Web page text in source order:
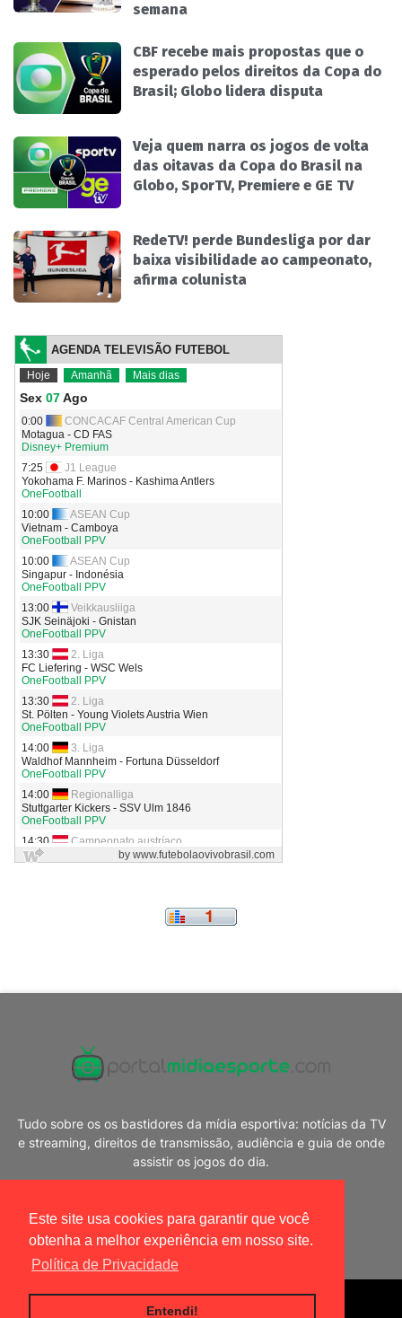
Este site usa cookies para garantir que você
obtenha a melhor experiência em nosso site.
Política de Privacidade
Entendi!
semana
CBF recebe mais propostas que o
esperado pelos direitos da Copa do
Brasil; Globo lidera disputa
Veja quem narra os jogos de volta
das oitavas da Copa do Brasil na
Globo, SporTV, Premiere e GE TV
RedeTV! perde Bundesliga por dar
baixa visibilidade ao campeonato,
afirma colunista
Tudo sobre os os bastidores da mídia esportiva: notícias da TV
e streaming, direitos de transmissão, audiência e guia de onde
assistir os jogos do dia.
Blogger Templates|